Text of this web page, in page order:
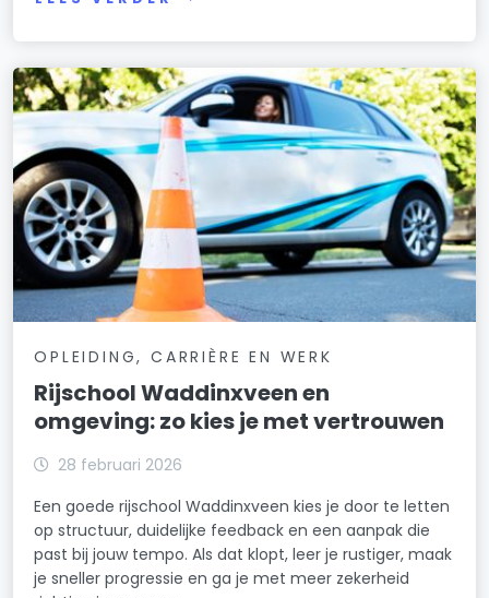
OPLEIDING, CARRIÈRE EN WERK
Rijschool Waddinxveen en
omgeving: zo kies je met vertrouwen
28 februari 2026
Een goede rijschool Waddinxveen kies je door te letten
op structuur, duidelijke feedback en een aanpak die
past bij jouw tempo. Als dat klopt, leer je rustiger, maak
je sneller progressie en ga je met meer zekerheid